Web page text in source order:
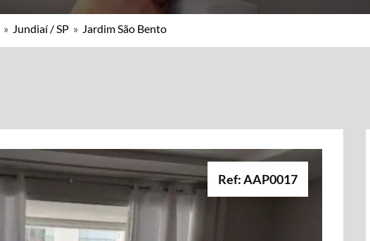
» Jundiaí / SP » Jardim São Bento
Ref: AAP0017